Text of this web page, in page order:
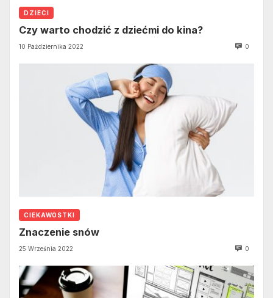
DZIECI
Czy warto chodzić z dziećmi do kina?
10 Października 2022 0
CIEKAWOSTKI
Znaczenie snów
25 Września 2022 0